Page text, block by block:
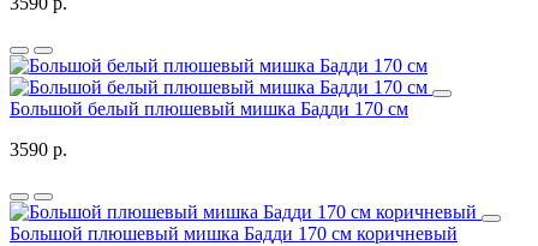
Большой белый плюшевый мишка Бадди 170 см
3590 р.
Большой плюшевый мишка Бадди 170 см коричневый